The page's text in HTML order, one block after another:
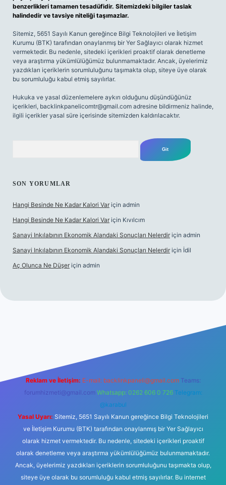
benzerlikleri tamamen tesadüfidir. Sitemizdeki bilgiler taslak
halindedir ve tavsiye niteliği taşımazlar.
Sitemiz, 5651 Sayılı Kanun gereğince Bilgi Teknolojileri ve İletişim
Kurumu (BTK) tarafından onaylanmış bir Yer Sağlayıcı olarak hizmet
vermektedir. Bu nedenle, sitedeki içerikleri proaktif olarak denetleme
veya araştırma yükümlülüğümüz bulunmamaktadır. Ancak, üyelerimiz
yazdıkları içeriklerin sorumluluğunu taşımakta olup, siteye üye olarak
bu sorumluluğu kabul etmiş sayılırlar.
Hukuka ve yasal düzenlemelere aykırı olduğunu düşündüğünüz
içerikleri, backlinkpanelicomtr@gmail.com adresine bildirmeniz halinde,
ilgili içerikler yasal süre içerisinde sitemizden kaldırılacaktır.
SON YORUMLAR
Hangi Besinde Ne Kadar Kalori Var için admin
Hangi Besinde Ne Kadar Kalori Var için Kıvılcım
Sanayi Inkılabının Ekonomik Alandaki Sonuçları Nelerdir için admin
Sanayi Inkılabının Ekonomik Alandaki Sonuçları Nelerdir için İdil
Aç Olunca Ne Düşer için admin
Reklam ve İletişim: E-mail: backlinkpaneli@gmail.com Teams:
forumhizmeti@gmail.com Whatsapp: 0262 606 0 726 Telegram:
@karabul
Yasal Uyarı: Sitemiz, 5651 Sayılı Kanun gereğince Bilgi Teknolojileri
ve İletişim Kurumu (BTK) tarafından onaylanmış bir Yer Sağlayıcı
olarak hizmet vermektedir. Bu nedenle, sitedeki içerikleri proaktif
olarak denetleme veya araştırma yükümlülüğümüz bulunmamaktadır.
Ancak, üyelerimiz yazdıkları içeriklerin sorumluluğunu taşımakta olup,
siteye üye olarak bu sorumluluğu kabul etmiş sayılırlar. Bu internet